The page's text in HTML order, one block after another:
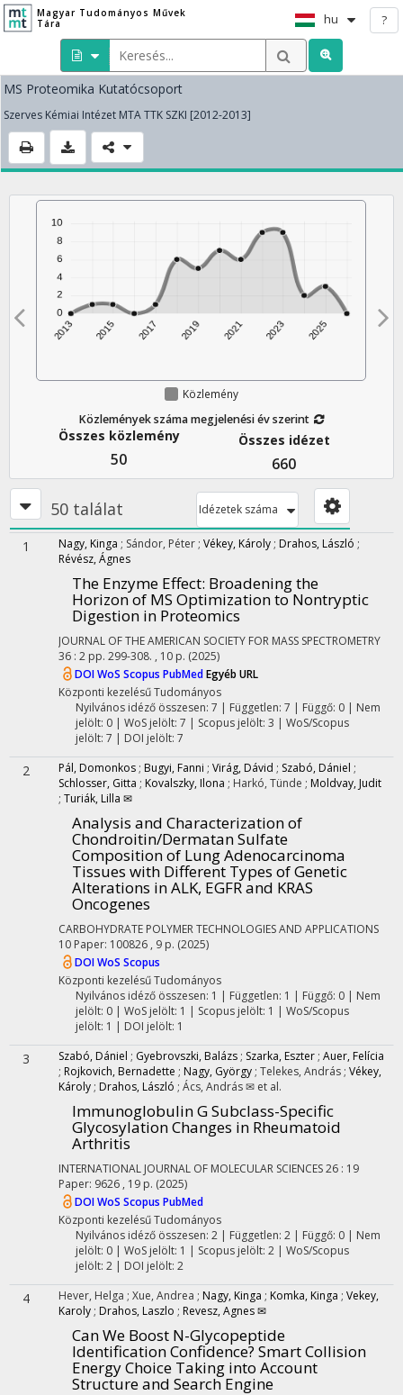
Magyar Tudományos Művek
Tára
hu ?
MS Proteomika Kutatócsoport
Szerves Kémiai Intézet MTA TTK SZKI [2012-2013]
Közlemény
Közlemények száma megjelenési év szerint
Összes közlemény
50
Összes idézet
660
50 találat Idézetek száma
1 Nagy, Kinga ; Sándor, Péter ; Vékey, Károly ; Drahos, László ;
Révész, Ágnes
The Enzyme Effect: Broadening the
Horizon of MS Optimization to Nontryptic
Digestion in Proteomics
JOURNAL OF THE AMERICAN SOCIETY FOR MASS SPECTROMETRY
36 : 2 pp. 299-308. , 10 p. (2025)
DOIWoS Scopus PubMedEgyéb URL
Központi kezelésűTudományos
Nyilvános idéző összesen: 7 | Független: 7 | Függő: 0 | Nem
jelölt: 0 | WoS jelölt: 7 | Scopus jelölt: 3 | WoS/Scopus
jelölt: 7 | DOI jelölt: 7
2 Pál, Domonkos ; Bugyi, Fanni ; Virág, Dávid ; Szabó, Dániel ;
Schlosser, Gitta ; Kovalszky, Ilona ; Harkó, Tünde ; Moldvay, Judit
; Turiák, Lilla ✉
Analysis and Characterization of
Chondroitin/Dermatan Sulfate
Composition of Lung Adenocarcinoma
Tissues with Different Types of Genetic
Alterations in ALK, EGFR and KRAS
Oncogenes
CARBOHYDRATE POLYMER TECHNOLOGIES AND APPLICATIONS
10 Paper: 100826 , 9 p. (2025)
DOIWoS Scopus
Központi kezelésűTudományos
Nyilvános idéző összesen: 1 | Független: 1 | Függő: 0 | Nem
jelölt: 0 | WoS jelölt: 1 | Scopus jelölt: 1 | WoS/Scopus
jelölt: 1 | DOI jelölt: 1
3 Szabó, Dániel ; Gyebrovszki, Balázs ; Szarka, Eszter ; Auer, Felícia
; Rojkovich, Bernadette ; Nagy, György ; Telekes, András ; Vékey,
Károly ; Drahos, László ; Ács, András ✉ et al.
Immunoglobulin G Subclass-Specific
Glycosylation Changes in Rheumatoid
Arthritis
INTERNATIONAL JOURNAL OF MOLECULAR SCIENCES26 : 19
Paper: 9626 , 19 p. (2025)
DOIWoS Scopus PubMed
Központi kezelésűTudományos
Nyilvános idéző összesen: 2| Független: 2 | Függő: 0 | Nem
jelölt: 0 | WoS jelölt: 1 | Scopus jelölt: 2 | WoS/Scopus
jelölt: 2 | DOI jelölt: 2
4 Hever, Helga ; Xue, Andrea ; Nagy, Kinga ; Komka, Kinga ; Vekey,
Karoly ; Drahos, Laszlo ; Revesz, Agnes ✉
Can We Boost N-Glycopeptide
Identification Confidence? Smart Collision
Energy Choice Taking into Account
Structure and Search Engine